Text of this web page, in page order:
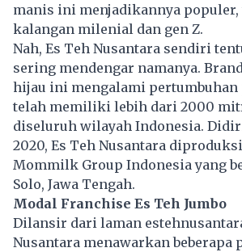
manis ini menjadikannya populer,
kalangan milenial dan gen Z.
Nah, Es Teh Nusantara sendiri
sering mendengar namanya.
hijau ini mengalami pertumbuhan
telah memiliki lebih dari 2000
diseluruh wilayah Indonesia.
2020, Es Teh Nusantara
Mommilk Group Indonesia yang
Solo, Jawa Tengah.
Modal Franchise Es Teh Jumbo
Dilansir dari laman
Nusantara menawarkan beberapa